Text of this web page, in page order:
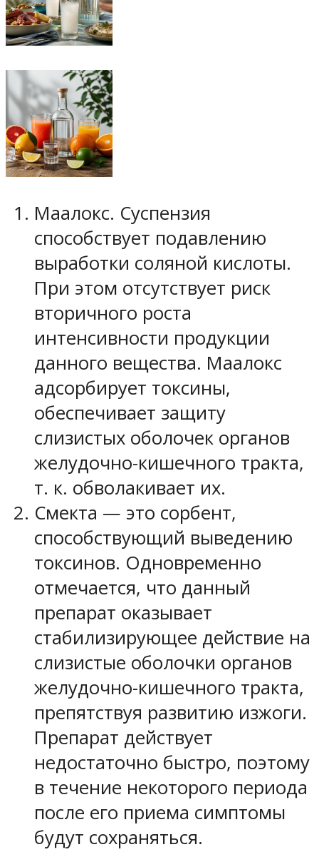
Маалокс. Суспензия
способствует подавлению
выработки соляной кислоты.
При этом отсутствует риск
вторичного роста
интенсивности продукции
данного вещества. Маалокс
адсорбирует токсины,
обеспечивает защиту
слизистых оболочек органов
желудочно-кишечного тракта,
т. к. обволакивает их.
Смекта — это сорбент,
способствующий выведению
токсинов. Одновременно
отмечается, что данный
препарат оказывает
стабилизирующее действие на
слизистые оболочки органов
желудочно-кишечного тракта,
препятствуя развитию изжоги.
Препарат действует
недостаточно быстро, поэтому
в течение некоторого периода
после его приема симптомы
будут сохраняться.